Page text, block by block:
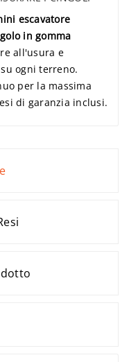
escavatore
in gomma
all'usura e
ogni terreno.
per la massima
di garanzia inclusi.